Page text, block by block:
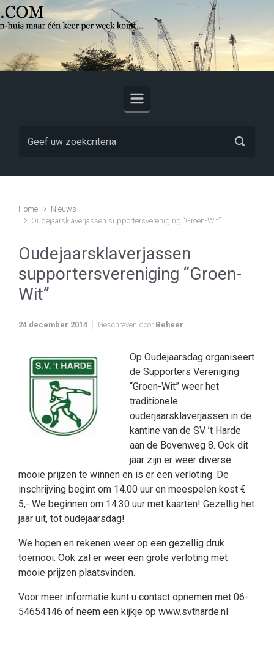
Skip to main content
Home
Nieuws
Oudejaarsklaverjassen supportersvereniging “Groen-Wit”
Oudejaarsklaverjassen
supportersvereniging “Groen-
Wit”
24 december 2014 Geschreven door Beheer
Op Oudejaarsdag organiseert
de Supporters Vereniging
“Groen-Wit” weer het
traditionele
ouderjaarsklaverjassen in de
kantine van de SV ’t Harde
aan de Bovenweg 8. Ook dit
jaar zijn er weer diverse
mooie prijzen te winnen en is er een verloting. De
inschrijving begint om 14.00 uur en meespelen kost €
5,- We beginnen om 14.30 uur met kaarten! Gezellig het
jaar uit, tot oudejaarsdag!
We hopen en rekenen weer op een gezellig druk
toernooi. Ook zal er weer een grote verloting met
mooie prijzen plaatsvinden.
Voor meer informatie kunt u contact opnemen met 06-
54654146 of neem een kijkje op www.svtharde.nl